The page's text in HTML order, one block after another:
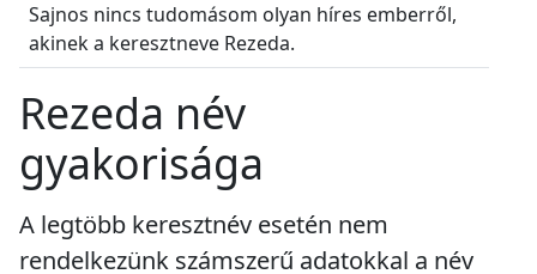
Sajnos nincs tudomásom olyan híres emberről,
akinek a keresztneve Rezeda.
Rezeda név
gyakorisága
A legtöbb keresztnév esetén nem
rendelkezünk számszerű adatokkal a név